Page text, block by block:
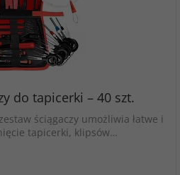
do tapicerki – 40 szt.
ściągaczy umożliwia łatwe i
tapicerki, klipsów…